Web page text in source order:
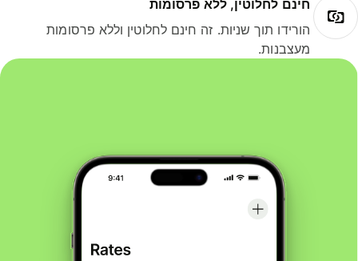
חינם לחלוטין, ללא פרסומות
הורידו תוך שניות. זה חינם לחלוטין וללא פרסומות
מעצבנות.